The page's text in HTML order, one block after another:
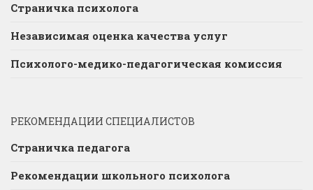
Страничка психолога
Независимая оценка качества услуг
Психолого-медико-педагогическая комиссия
РЕКОМЕНДАЦИИ СПЕЦИАЛИСТОВ
Страничка педагога
Рекомендации школьного психолога